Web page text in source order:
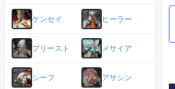
ケンセイ ヒーラー
プリースト メサイア
シーフ アサシン